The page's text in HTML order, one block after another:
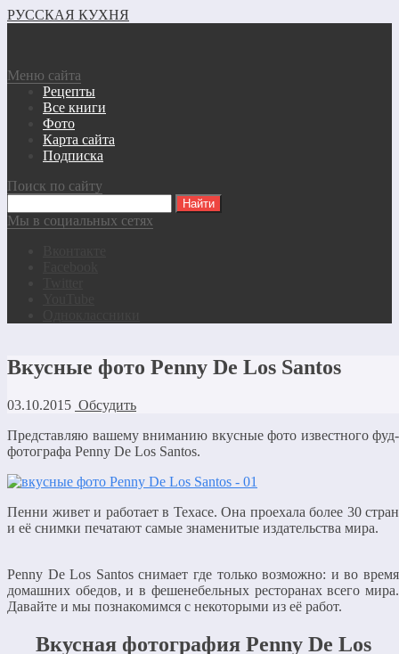
РУССКАЯ КУХНЯ
Меню сайта
Рецепты
Все книги
Фото
Карта сайта
Подписка
Поиск по сайту
Мы в социальных сетях
Вкусные фото Penny De Los Santos
03.10.2015 Обсудить
Представляю вашему вниманию вкусные фото известного фуд-
фотографа Penny De Los Santos.
Пенни живет и работает в Техасе. Она проехала более 30 стран
и её снимки печатают самые знаменитые издательства мира.
Penny De Los Santos снимает где только возможно: и во время
домашних обедов, и в фешенебельных ресторанах всего мира.
Давайте и мы познакомимся с некоторыми из её работ.
Вкусная фотография Penny De Los